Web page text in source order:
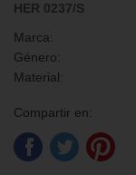
HER 0237/S
Marca:
Género:
Material:
Compartir en: